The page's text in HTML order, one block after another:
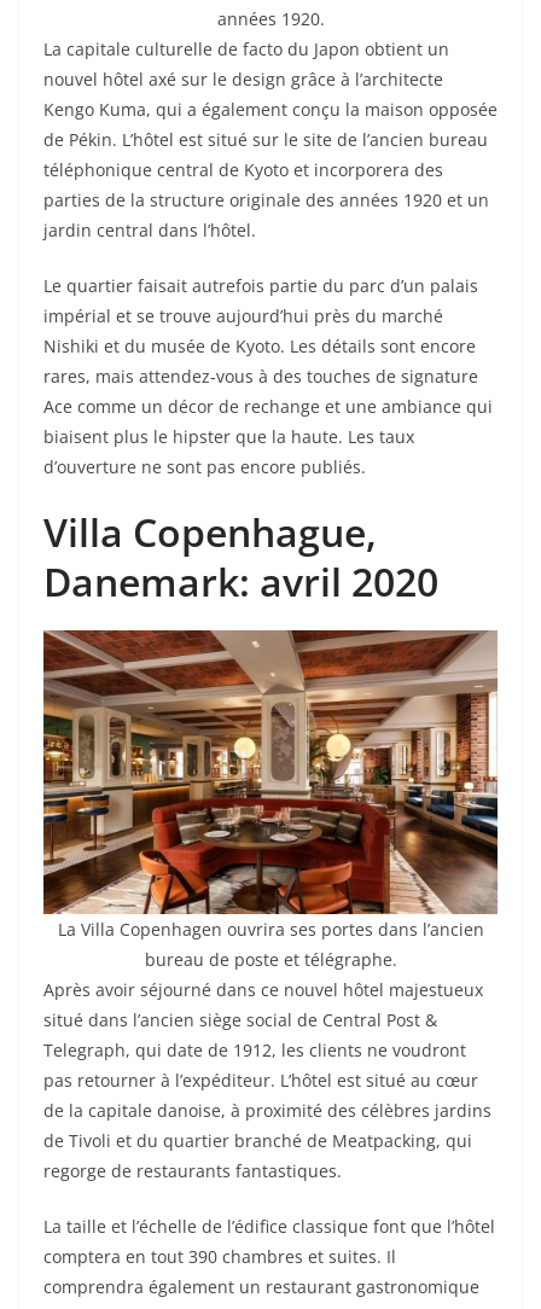
années 1920.
La capitale culturelle de facto du Japon obtient un
nouvel hôtel axé sur le design grâce à l’architecte
Kengo Kuma, qui a également conçu la maison opposée
de Pékin. L’hôtel est situé sur le site de l’ancien bureau
téléphonique central de Kyoto et incorporera des
parties de la structure originale des années 1920 et un
jardin central dans l’hôtel.
Le quartier faisait autrefois partie du parc d’un palais
impérial et se trouve aujourd’hui près du marché
Nishiki et du musée de Kyoto. Les détails sont encore
rares, mais attendez-vous à des touches de signature
Ace comme un décor de rechange et une ambiance qui
biaisent plus le hipster que la haute. Les taux
d’ouverture ne sont pas encore publiés.
Villa Copenhague,
Danemark: avril 2020
La Villa Copenhagen ouvrira ses portes dans l’ancien
bureau de poste et télégraphe.
Après avoir séjourné dans ce nouvel hôtel majestueux
situé dans l’ancien siège social de Central Post &
Telegraph, qui date de 1912, les clients ne voudront
pas retourner à l’expéditeur. L’hôtel est situé au cœur
de la capitale danoise, à proximité des célèbres jardins
de Tivoli et du quartier branché de Meatpacking, qui
regorge de restaurants fantastiques.
La taille et l’échelle de l’édifice classique font que l’hôtel
comptera en tout 390 chambres et suites. Il
comprendra également un restaurant gastronomique